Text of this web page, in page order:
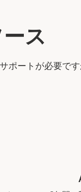
ス
ポートが必要です